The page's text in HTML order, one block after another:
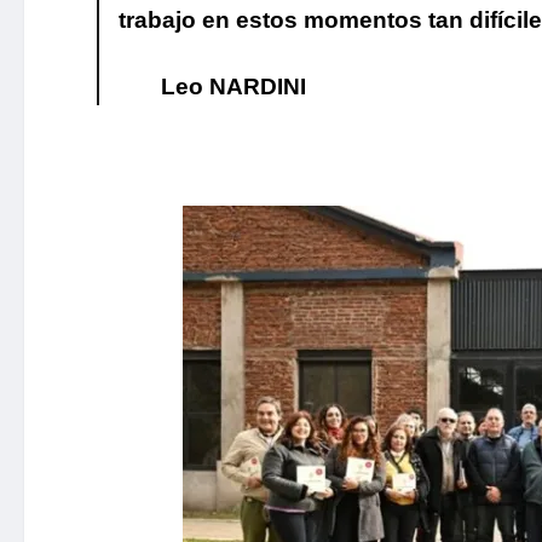
trabajo en estos momentos tan
Leo NARDINI